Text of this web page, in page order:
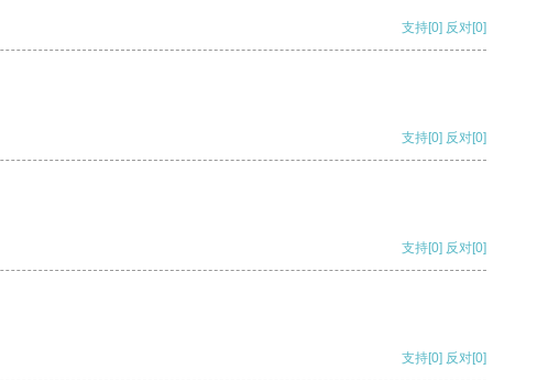
支持[0] 反对[0]
支持[0] 反对[0]
支持[0] 反对[0]
支持[0] 反对[0]